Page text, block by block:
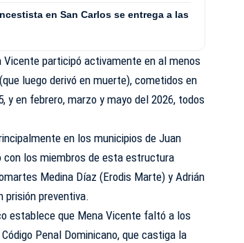
en San Carlos se entrega a las
participó activamente en al menos
luego derivó en muerte), cometidos en
y en febrero, marzo y mayo del 2026, todos
en los municipios de Juan
con los miembros de esta estructura
Medina Díaz (Erodis Marte) y Adrián
prisión preventiva.
establece que Mena Vicente faltó a los
Penal Dominicano, que castiga la